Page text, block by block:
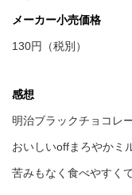
メーカー小売価格
130円（税別）
感想
明治ブラックチョコレ
おいしいoffまろやかミ
苦みもなく食べやすく